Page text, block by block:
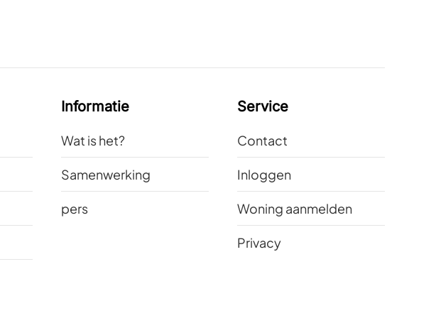
Informatie
Wat is het?
Samenwerking
pers
Service
Contact
Inloggen
Woning aanmelden
Privacy